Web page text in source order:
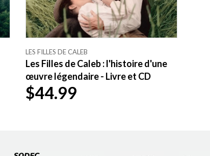
LES FILLES DE CALEB
Les Filles de Caleb : l'histoire d'une
œuvre légendaire - Livre et CD
$44.99